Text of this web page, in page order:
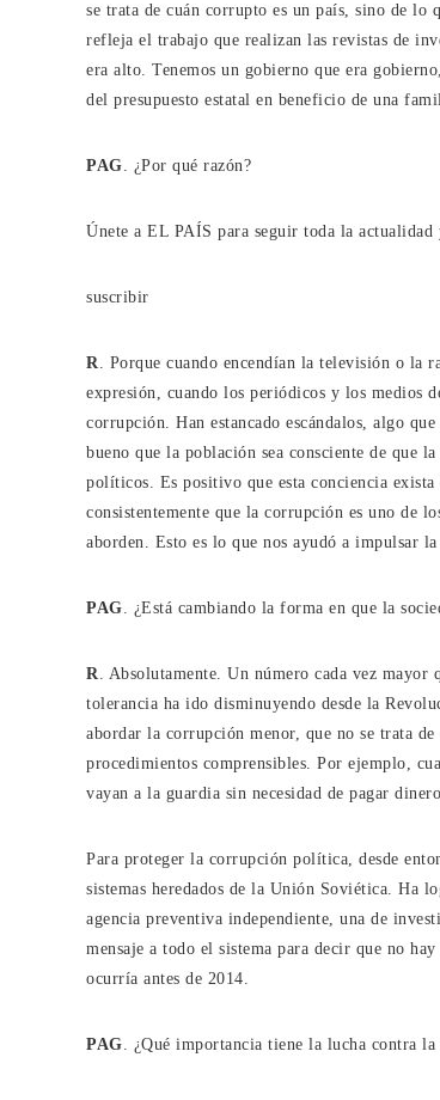
se trata de cuán corrupto es un país, sino de
refleja el trabajo que realizan las revistas de
era alto. Tenemos un gobierno que era
del presupuesto estatal en beneficio de una
PAG. ¿Por qué razón?
Únete a EL PAÍS para seguir toda la
suscribir
R. Porque cuando encendían la televisión o la
expresión, cuando los periódicos y los medios
corrupción. Han estancado escándalos, algo
bueno que la población sea consciente de que
políticos. Es positivo que esta conciencia
consistentemente que la corrupción es uno de
aborden. Esto es lo que nos ayudó a impulsar
PAG. ¿Está cambiando la forma en que la
R. Absolutamente. Un número cada vez
tolerancia ha ido disminuyendo desde la
abordar la corrupción menor, que no se trata
procedimientos comprensibles. Por ejemplo,
vayan a la guardia sin necesidad de pagar
Para proteger la corrupción política, desde
sistemas heredados de la Unión Soviética. Ha
agencia preventiva independiente, una de
mensaje a todo el sistema para decir que no
ocurría antes de 2014.
PAG. ¿Qué importancia tiene la lucha contra